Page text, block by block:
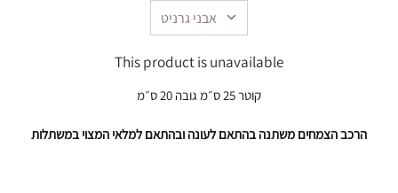
This product is unavailable
קוטר 25 ס״מ גובה 20 ס״מ
הרכב הצמחים משתנה בהתאם לעונה ובהתאם למלאי המצוי במשתלות